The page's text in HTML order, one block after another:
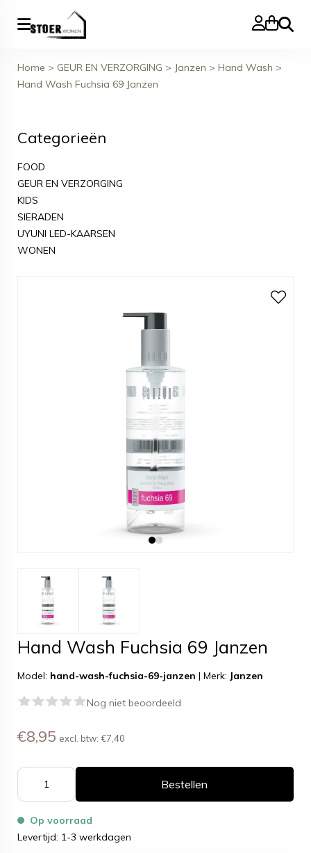
Zoeken
Home > GEUR EN VERZORGING > Janzen > Hand Wash >
Hand Wash Fuchsia 69 Janzen
Categorieën
FOOD
GEUR EN VERZORGING
KIDS
SIERADEN
UYUNI LED-KAARSEN
WONEN
Hand Wash Fuchsia 69 Janzen
Model: hand-wash-fuchsia-69-janzen | Merk: Janzen
Nog niet beoordeeld
€8,95 excl. btw: €7,40
Bestellen
Op voorraad
Levertijd: 1-3 werkdagen